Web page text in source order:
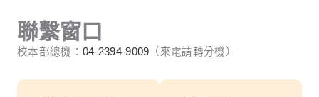
聯繫窗口
校本部總機： 04-2394-9009 （來電請轉分機）